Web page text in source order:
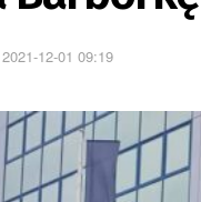
2021-12-01 09:19